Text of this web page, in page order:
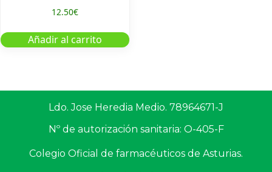
12.50€
Añadir al carrito
Ldo. Jose Heredia Medio. 78964671-J
Nº de autorización sanitaria: O-405-F
Colegio Oficial de farmacéuticos de Asturias.